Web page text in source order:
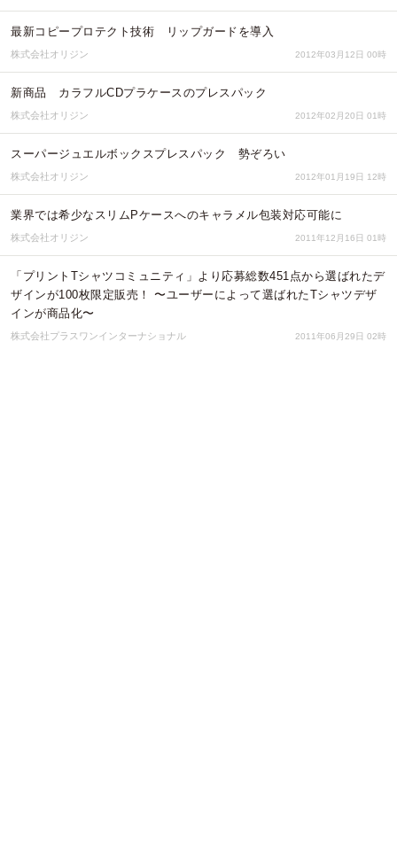
最新コピープロテクト技術 リップガードを導入
株式会社オリジン 2012年03月12日 00時
新商品 カラフルCDプラケースのプレスパック
株式会社オリジン 2012年02月20日 01時
スーパージュエルボックスプレスパック 勢ぞろい
株式会社オリジン 2012年01月19日 12時
業界では希少なスリムPケースへのキャラメル包装対応可能に
株式会社オリジン 2011年12月16日 01時
「プリントTシャツコミュニティ」より応募総数451点から選ばれたデ
ザインが100枚限定販売！ 〜ユーザーによって選ばれたTシャツデザ
インが商品化〜
株式会社プラスワンインターナショナル 2011年06月29日 02時